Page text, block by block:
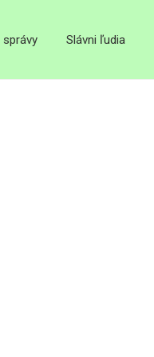
správy Slávni ľudia